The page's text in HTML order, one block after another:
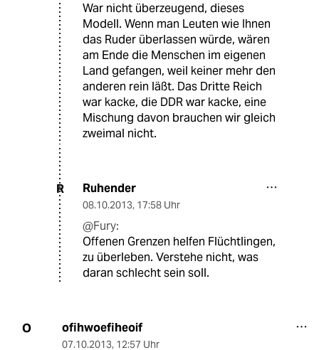
War nicht überzeugend, dieses
Modell. Wenn man Leuten wie Ihnen
das Ruder überlassen würde, wären
am Ende die Menschen im eigenen
Land gefangen, weil keiner mehr den
anderen rein läßt. Das Dritte Reich
war kacke, die DDR war kacke, eine
Mischung davon brauchen wir gleich
zweimal nicht.
R Ruhender
08.10.2013, 17:58 Uhr
@Fury:
Offenen Grenzen helfen Flüchtlingen,
zu überleben. Verstehe nicht, was
daran schlecht sein soll.
O ofihwoefiheoif
07.10.2013, 12:57 Uhr